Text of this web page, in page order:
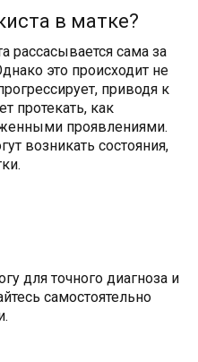
в матке?
рассасывается сама за
это происходит не
приводя к
протекать, как
проявлениями.
возникать состояния,
для точного диагноза и
самостоятельно